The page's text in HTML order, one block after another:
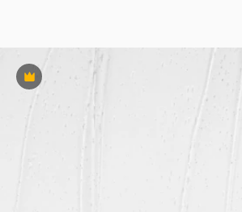
Премиум